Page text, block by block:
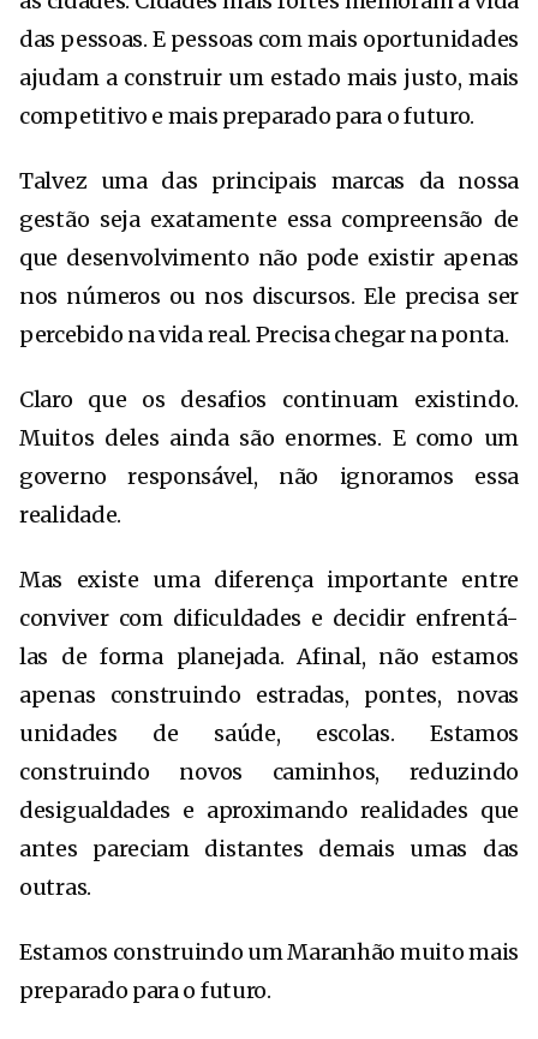
das pessoas. E pessoas com mais oportunidades
ajudam a construir um estado mais justo, mais
competitivo e mais preparado para o futuro.
Talvez uma das principais marcas da nossa
gestão seja exatamente essa compreensão de
que desenvolvimento não pode existir apenas
nos números ou nos discursos. Ele precisa ser
percebido na vida real. Precisa chegar na ponta.
Claro que os desafios continuam existindo.
Muitos deles ainda são enormes. E como um
governo responsável, não ignoramos essa
realidade.
Mas existe uma diferença importante entre
conviver com dificuldades e decidir enfrentá-
las de forma planejada. Afinal, não estamos
apenas construindo estradas, pontes, novas
unidades de saúde, escolas. Estamos
construindo novos caminhos, reduzindo
desigualdades e aproximando realidades que
antes pareciam distantes demais umas das
outras.
Estamos construindo um Maranhão muito mais
preparado para o futuro.